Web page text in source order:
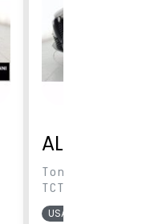
ALFA
Tonale 1.5
TCT7
USATO